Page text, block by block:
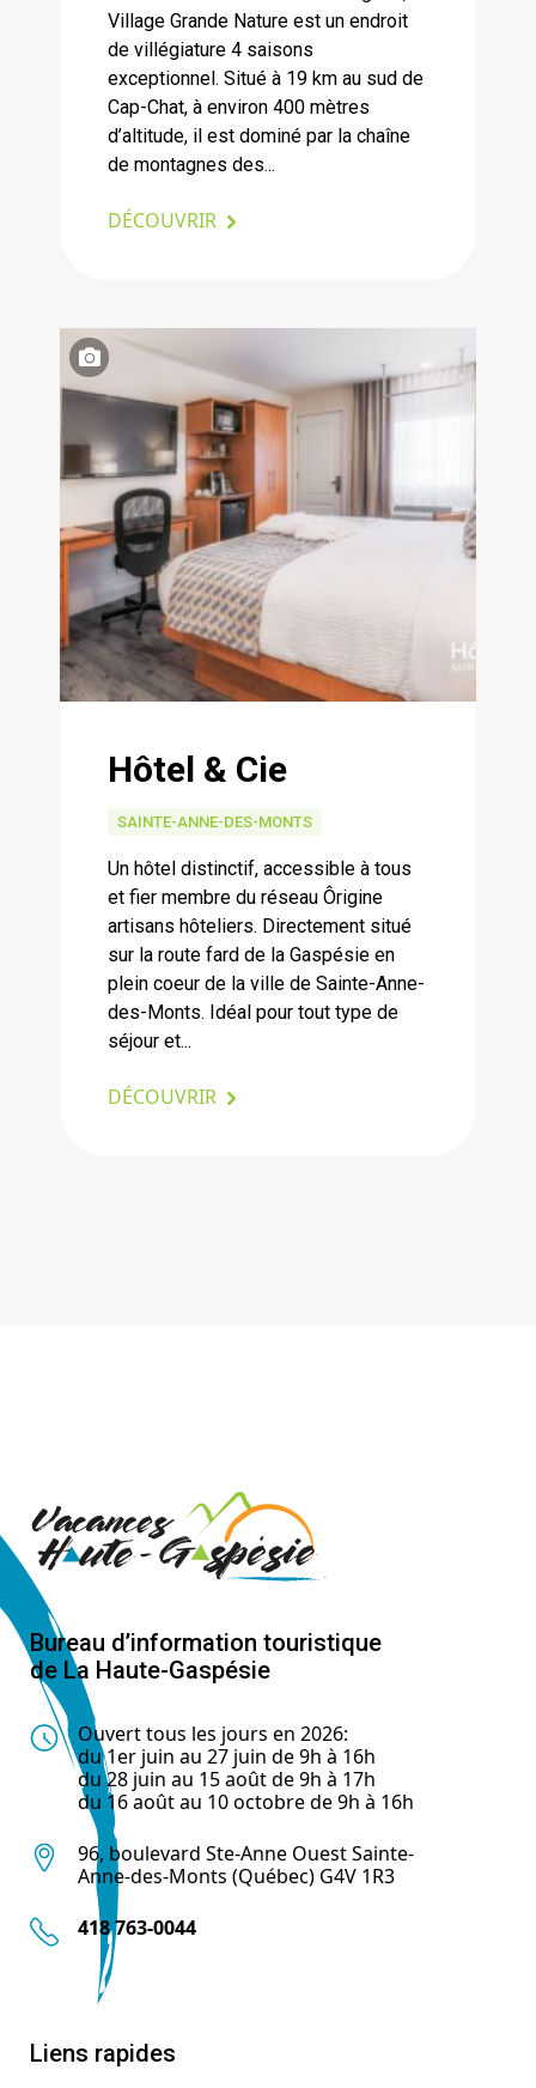
Village Grande Nature est un endroit
de villégiature 4 saisons
exceptionnel. Situé à 19 km au sud de
Cap-Chat, à environ 400 mètres
d’altitude, il est dominé par la chaîne
de montagnes des...
DÉCOUVRIR
Hôtel & Cie
SAINTE-ANNE-DES-MONTS
Un hôtel distinctif, accessible à tous
et fier membre du réseau Ôrigine
artisans hôteliers. Directement situé
sur la route fard de la Gaspésie en
plein coeur de la ville de Sainte-Anne-
des-Monts. Idéal pour tout type de
séjour et...
DÉCOUVRIR
Bureau d’information touristique
de La Haute-Gaspésie
Ouvert tous les jours en 2026:
du 1er juin au 27 juin de 9h à 16h
du 28 juin au 15 août de 9h à 17h
du 16 août au 10 octobre de 9h à 16h
96, boulevard Ste-Anne Ouest Sainte-
Anne-des-Monts (Québec) G4V 1R3
418 763-0044
Liens rapides